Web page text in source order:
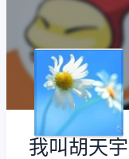
我叫胡天宇